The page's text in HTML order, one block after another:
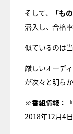
そして、 「も
潜入し、合格
似ているのは
厳しいオーデ
が次々と明らか
※番組情報：『
2018年12月4